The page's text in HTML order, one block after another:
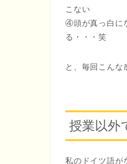
こない
④頭が真っ白に
る・・・笑
と、毎回こんな
授業以外
私のドイツ語が